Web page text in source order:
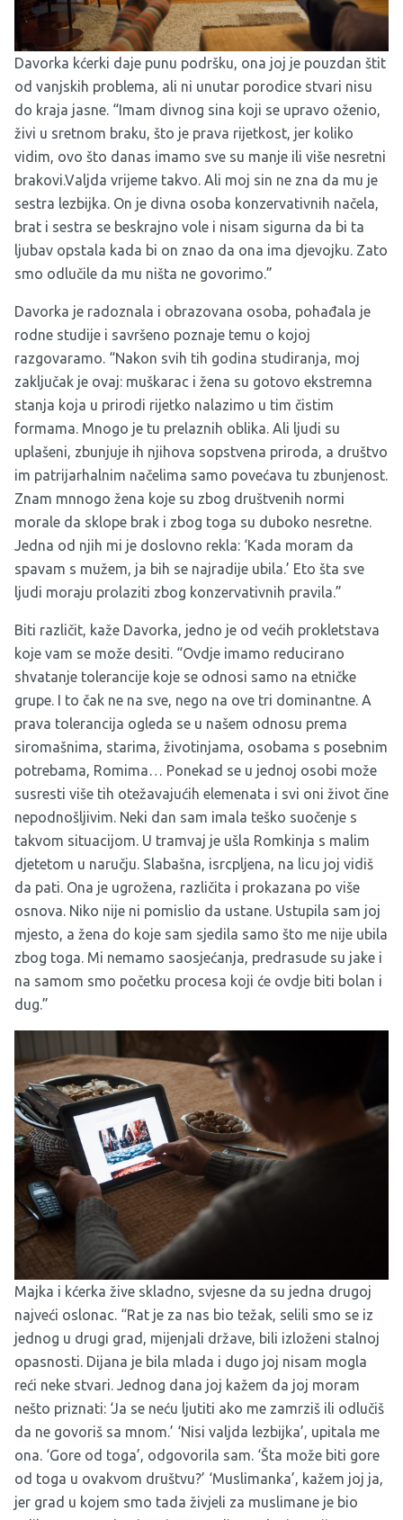
Davorka kćerki daje punu podršku, ona joj je pouzdan štit
od vanjskih problema, ali ni unutar porodice stvari nisu
do kraja jasne. “Imam divnog sina koji se upravo oženio,
živi u sretnom braku, što je prava rijetkost, jer koliko
vidim, ovo što danas imamo sve su manje ili više nesretni
brakovi.Valjda vrijeme takvo. Ali moj sin ne zna da mu je
sestra lezbijka. On je divna osoba konzervativnih načela,
brat i sestra se beskrajno vole i nisam sigurna da bi ta
ljubav opstala kada bi on znao da ona ima djevojku. Zato
smo odlučile da mu ništa ne govorimo.”
Davorka je radoznala i obrazovana osoba, pohađala je
rodne studije i savršeno poznaje temu o kojoj
razgovaramo. “Nakon svih tih godina studiranja, moj
zaključak je ovaj: muškarac i žena su gotovo ekstremna
stanja koja u prirodi rijetko nalazimo u tim čistim
formama. Mnogo je tu prelaznih oblika. Ali ljudi su
uplašeni, zbunjuje ih njihova sopstvena priroda, a društvo
im patrijarhalnim načelima samo povećava tu zbunjenost.
Znam mnnogo žena koje su zbog društvenih normi
morale da sklope brak i zbog toga su duboko nesretne.
Jedna od njih mi je doslovno rekla: ‘Kada moram da
spavam s mužem, ja bih se najradije ubila.’ Eto šta sve
ljudi moraju prolaziti zbog konzervativnih pravila.”
Biti različit, kaže Davorka, jedno je od većih prokletstava
koje vam se može desiti. “Ovdje imamo reducirano
shvatanje tolerancije koje se odnosi samo na etničke
grupe. I to čak ne na sve, nego na ove tri dominantne. A
prava tolerancija ogleda se u našem odnosu prema
siromašnima, starima, životinjama, osobama s posebnim
potrebama, Romima… Ponekad se u jednoj osobi može
susresti više tih otežavajućih elemenata i svi oni život čine
nepodnošljivim. Neki dan sam imala teško suočenje s
takvom situacijom. U tramvaj je ušla Romkinja s malim
djetetom u naručju. Slabašna, isrcpljena, na licu joj vidiš
da pati. Ona je ugrožena, različita i prokazana po više
osnova. Niko nije ni pomislio da ustane. Ustupila sam joj
mjesto, a žena do koje sam sjedila samo što me nije ubila
zbog toga. Mi nemamo saosjećanja, predrasude su jake i
na samom smo početku procesa koji će ovdje biti bolan i
dug.”
Majka i kćerka žive skladno, svjesne da su jedna drugoj
najveći oslonac. “Rat je za nas bio težak, selili smo se iz
jednog u drugi grad, mijenjali države, bili izloženi stalnoj
opasnosti. Dijana je bila mlada i dugo joj nisam mogla
reći neke stvari. Jednog dana joj kažem da joj moram
nešto priznati: ‘Ja se neću ljutiti ako me zamrziš ili odlučiš
da ne govoriš sa mnom.’ ‘Nisi valjda lezbijka’, upitala me
ona. ‘Gore od toga’, odgovorila sam. ‘Šta može biti gore
od toga u ovakvom društvu?’ ‘Muslimanka’, kažem joj ja,
jer grad u kojem smo tada živjeli za muslimane je bio